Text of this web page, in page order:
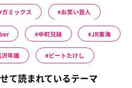
ガミックス お笑い芸人
中町兄妹 JR東海
沢年雄 ビートたけし
て読まれているテーマ